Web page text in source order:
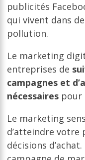
publicités
qui vivent dans
pollution.
Le marketing
entreprises de
campagnes et
nécessairespour
Le marketing
d’atteindre votre
décisions